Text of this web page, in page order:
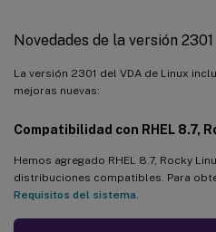
Novedades de la versión 2301
La versión 2301 del VDA de Linux
mejoras nuevas:
Compatibilidad con RHEL 8.7,
Hemos agregado RHEL 8.7, Rocky
distribuciones compatibles. Para
Requisitos del sistema